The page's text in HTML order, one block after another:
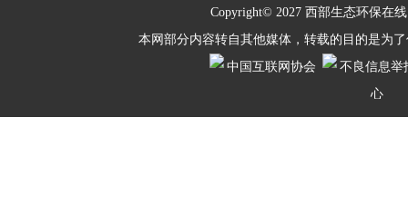
Copyright© 2027 西部生态环保在线
本网部分内容转自其他媒体，转载的目的是为